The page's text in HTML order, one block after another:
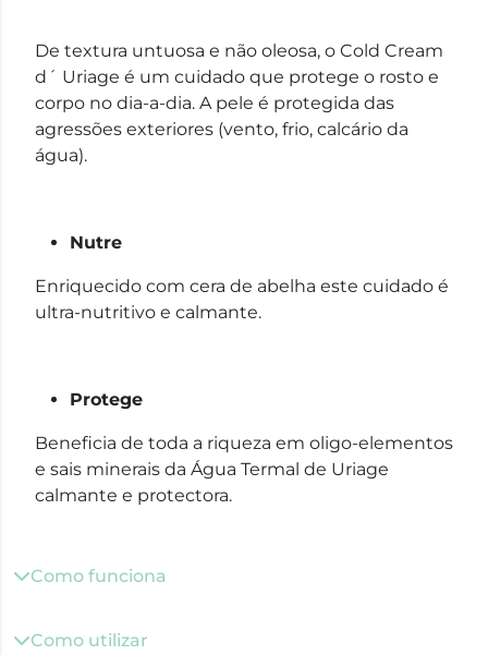
De textura untuosa e não oleosa, o Cold Cream
d´ Uriage é um cuidado que protege o rosto e
corpo no dia-a-dia. A pele é protegida das
agressões exteriores (vento, frio, calcário da
água).
Nutre
Enriquecido com cera de abelha este cuidado é
ultra-nutritivo e calmante.
Protege
Beneficia de toda a riqueza em oligo-elementos
e sais minerais da Água Termal de Uriage
calmante e protectora.
Como funciona
Como utilizar